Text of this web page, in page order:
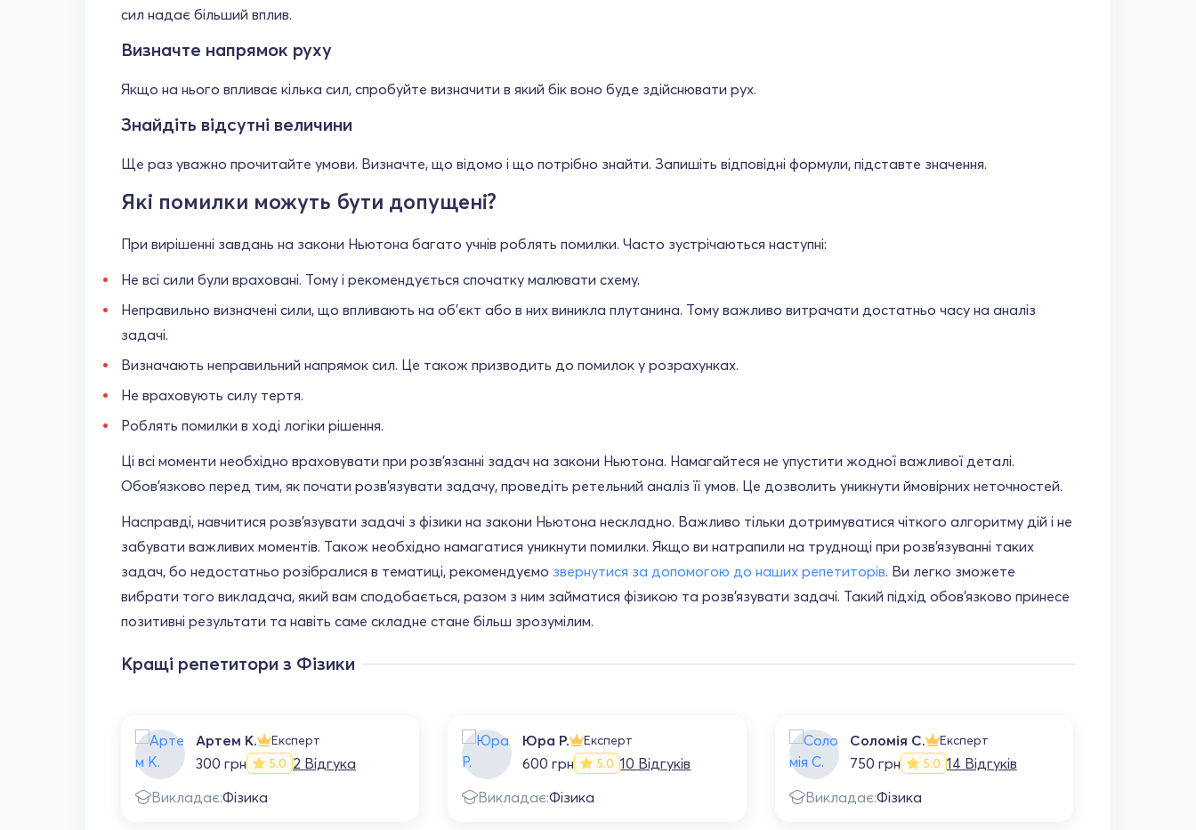
сил надає більший вплив.
Визначте напрямок руху
Якщо на нього впливає кілька сил, спробуйте визначити в який бік воно буде здійснювати рух.
Знайдіть відсутні величини
Ще раз уважно прочитайте умови. Визначте, що відомо і що потрібно знайти. Запишіть відповідні формули, підставте значення.
Які помилки можуть бути допущені?
При вирішенні завдань на закони Ньютона багато учнів роблять помилки. Часто зустрічаються наступні:
Не всі сили були враховані. Тому і рекомендується спочатку малювати схему.
Неправильно визначені сили, що впливають на об'єкт або в них виникла плутанина. Тому важливо витрачати достатньо часу на аналіз
задачі.
Визначають неправильний напрямок сил. Це також призводить до помилок у розрахунках.
Не враховують силу тертя.
Роблять помилки в ході логіки рішення.
Ці всі моменти необхідно враховувати при розв'язанні задач на закони Ньютона. Намагайтеся не упустити жодної важливої деталі.
Обов'язково перед тим, як почати розв'язувати задачу, проведіть ретельний аналіз її умов. Це дозволить уникнути ймовірних неточностей.
Насправді, навчитися розв'язувати задачі з фізики на закони Ньютона нескладно. Важливо тільки дотримуватися чіткого алгоритму дій і не
забувати важливих моментів. Також необхідно намагатися уникнути помилки. Якщо ви натрапили на труднощі при розв'язуванні таких
задач, бо недостатньо розібралися в тематиці, рекомендуємо звернутися за допомогою до наших репетиторів. Ви легко зможете
вибрати того викладача, який вам сподобається, разом з ним займатися фізикою та розв'язувати задачі. Такий підхід обов'язково принесе
позитивні результати та навіть саме складне стане більш зрозумілим.
Кращі репетитори з Фізики
Артем К. Експерт
300 грн 5.0 2 Відгука
Викладає:Фізика
Юра Р. Експерт
600 грн 5.0 10 Відгуків
Викладає:Фізика
Соломія С. Експерт
750 грн 5.0 14 Відгуків
Викладає:Фізика